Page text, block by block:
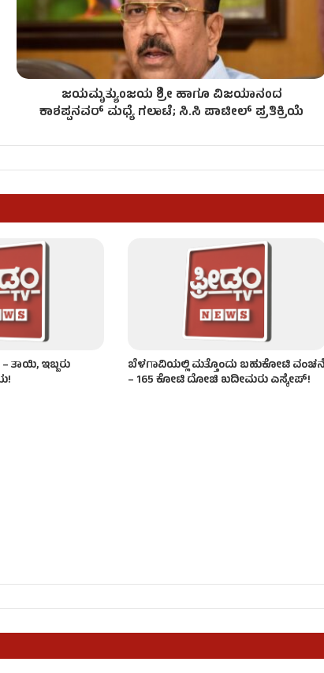
– ಇಬ್ಬರು ಅಧಿಕಾರಿಗಳು ಲಾಕ್​​!
ಜಯಮೃತ್ಯುಂಜಯ ಶ್ರೀ ಹಾಗೂ ವಿಜಯಾನಂದ
ಕಾಶಪ್ಪನವರ್​ ಮಧ್ಯೆ ಗಲಾಟೆ; ಸಿ.ಸಿ ಪಾಟೀಲ್​ ಪ್ರತಿಕ್ರಿಯೆ
ತಾಯಿ, ಇಬ್ಬರು
ಬೆಳಗಾವಿಯಲ್ಲಿ ಮತ್ತೊಂದು ಬಹುಕೋಟಿ ವಂಚನೆ
– 165 ಕೋಟಿ ದೋಚಿ ಖದೀಮರು ಎಸ್ಕೇಪ್!